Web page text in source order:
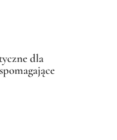
dla